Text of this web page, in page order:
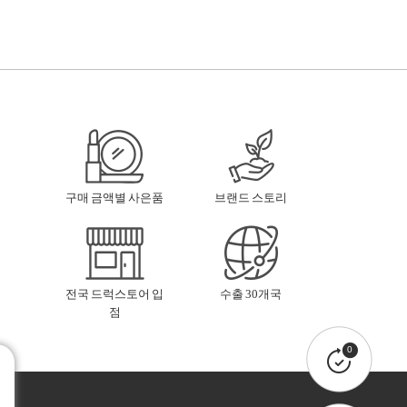
0
구매 금액별 사은품 브랜드 스토리
전국 드럭스토어 입
점
수출 30개국